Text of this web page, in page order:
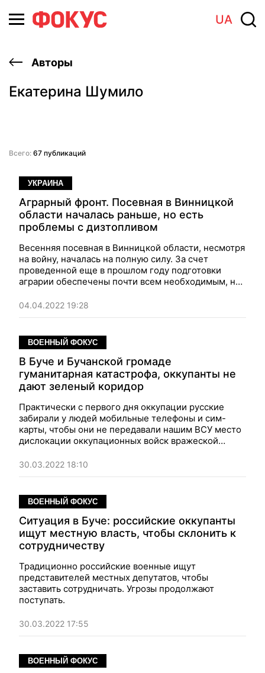
UA
Авторы
Екатерина Шумило
Всего: 67 публикаций
УКРАИНА
Аграрный фронт. Посевная в Винницкой
области началась раньше, но есть
проблемы с дизтопливом
Весенняя посевная в Винницкой области, несмотря
на войну, началась на полную силу. За счет
проведенной еще в прошлом году подготовки
аграрии обеспечены почти всем необходимым, но
04.04.2022 19:28
ВОЕННЫЙ ФОКУС
В Буче и Бучанской громаде
гуманитарная катастрофа, оккупанты не
дают зеленый коридор
Практически с первого дня оккупации русские
забирали у людей мобильные телефоны и сим-
карты, чтобы они не передавали нашим ВСУ место
дислокации оккупационных войск вражеской
30.03.2022 18:10
ВОЕННЫЙ ФОКУС
Ситуация в Буче: российские оккупанты
ищут местную власть, чтобы склонить к
сотрудничеству
Традиционно российские военные ищут
представителей местных депутатов, чтобы
заставить сотрудничать. Угрозы продолжают
поступать.
30.03.2022 17:55
ВОЕННЫЙ ФОКУС